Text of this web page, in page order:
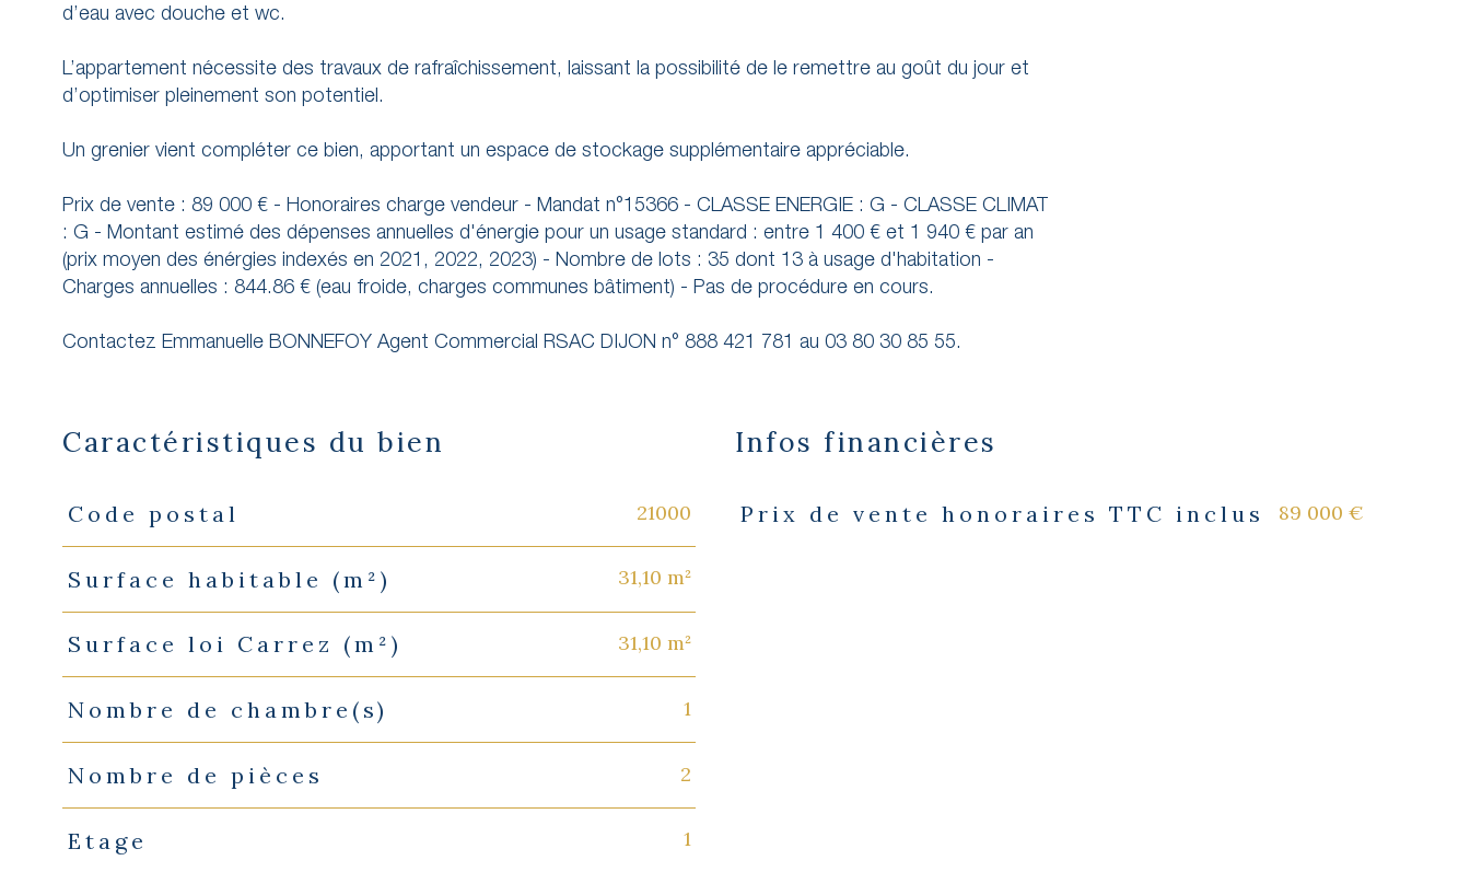
d’eau avec douche et wc.
L’appartement nécessite des travaux de rafraîchissement, laissant la possibilité de le remettre au goût du jour et
d’optimiser pleinement son potentiel.
Un grenier vient compléter ce bien, apportant un espace de stockage supplémentaire appréciable.
Prix de vente : 89 000 € - Honoraires charge vendeur - Mandat n°15366 - CLASSE ENERGIE : G - CLASSE CLIMAT
: G - Montant estimé des dépenses annuelles d'énergie pour un usage standard : entre 1 400 € et 1 940 € par an
(prix moyen des énérgies indexés en 2021, 2022, 2023) - Nombre de lots : 35 dont 13 à usage d'habitation -
Charges annuelles : 844.86 € (eau froide, charges communes bâtiment) - Pas de procédure en cours.
Contactez Emmanuelle BONNEFOY Agent Commercial RSAC DIJON n° 888 421 781 au 03 80 30 85 55.
Caractéristiques du bien
Caractéristiques Valeurs
Code postal 21000
Surface habitable (m²) 31,10 m²
Surface loi Carrez (m²) 31,10 m²
Nombre de chambre(s) 1
Nombre de pièces 2
Etage 1
Infos financières
Caractéristiques Valeurs
Prix de vente honoraires TTC inclus 89 000 €